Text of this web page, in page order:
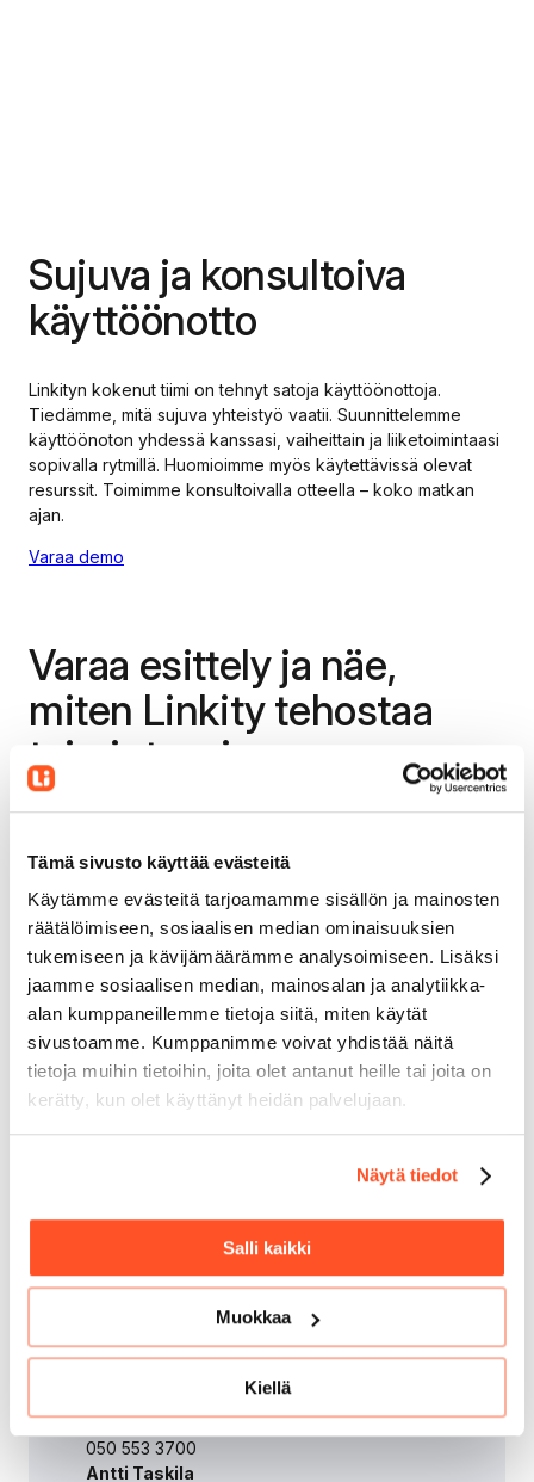
Tämä sivusto käyttää evästeitä
Käytämme evästeitä tarjoamamme sisällön ja mainosten
räätälöimiseen, sosiaalisen median ominaisuuksien
tukemiseen ja kävijämäärämme analysoimiseen. Lisäksi
jaamme sosiaalisen median, mainosalan ja analytiikka-
alan kumppaneillemme tietoja siitä, miten käytät
sivustoamme. Kumppanimme voivat yhdistää näitä
tietoja muihin tietoihin, joita olet antanut heille tai joita on
kerätty, kun olet käyttänyt heidän palvelujaan.
Näytä tiedot
Salli kaikki
Muokkaa
Kiellä
Sujuva ja konsultoiva
käyttöönotto
Linkityn kokenut tiimi on tehnyt satoja käyttöönottoja.
Tiedämme, mitä sujuva yhteistyö vaatii. Suunnittelemme
käyttöönoton yhdessä kanssasi, vaiheittain ja liiketoimintaasi
sopivalla rytmillä. Huomioimme myös käytettävissä olevat
resurssit. Toimimme konsultoivalla otteella – koko matkan
ajan.
Varaa demo
Varaa esittely ja näe,
miten Linkity tehostaa
toimintaasi
sen tarpeista.
Olemme sinuun yhteydessä sopiaksemme
ajan.Varmistamme samalla, että esittely vastaa
tarpeitasi.
Esittely ja kartoituskeskustelu.Käymme läpi
ominaisuudet. Sovitaan seuraavat askeleet.
Yhteystiedot
Toimitusjohtaja, Linkityn perustaja
ap@linkity.net
050 553 3700
Antti Taskila